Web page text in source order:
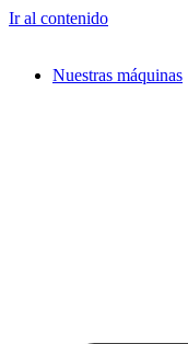
Ir al contenido
Nuestras máquinas